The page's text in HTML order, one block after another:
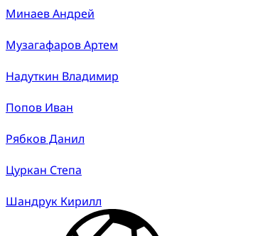
Минаев Андрей
Музагафаров Артем
Надуткин Владимир
Попов Иван
Рябков Данил
Цуркан Степа
Шандрук Кирилл